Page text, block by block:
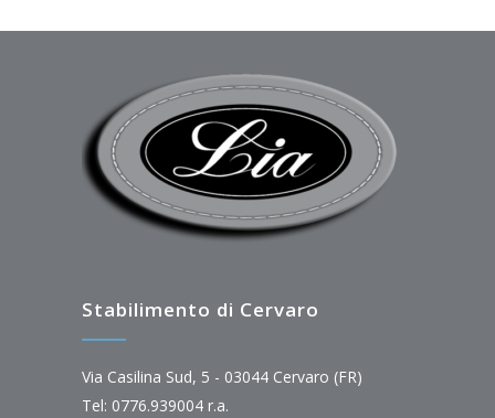
Stabilimento di Cervaro
Via Casilina Sud, 5 - 03044 Cervaro (FR)
Tel: 0776.939004 r.a.